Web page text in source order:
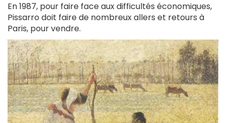
En 1987, pour faire face aux difficultés économiques,
Pissarro doit faire de nombreux allers et retours à
Paris, pour vendre.